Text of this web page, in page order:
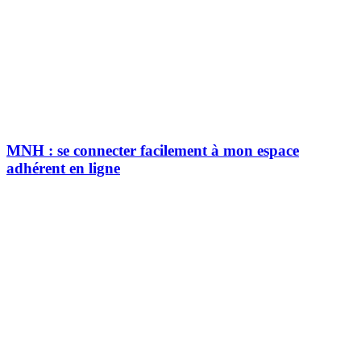
MNH : se connecter facilement à mon espace
adhérent en ligne